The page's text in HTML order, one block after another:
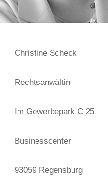
Christine Scheck
Rechtsanwältin
Im Gewerbepark C 25
Businesscenter
93059 Regensburg